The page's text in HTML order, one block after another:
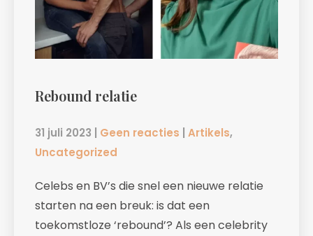
Rebound relatie
31 juli 2023 Geen reacties Artikels,
Uncategorized
Celebs en BV’s die snel een nieuwe relatie
starten na een breuk: is dat een
toekomstloze ‘rebound’? Als een celebrity